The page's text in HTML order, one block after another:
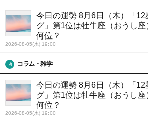
今日の運勢 8月6日（木）「
グ」第1位は牡牛座（おうし
何位？
2026-08-05(水) 19:00
コラム・雑学
今日の運勢 8月6日（木）「
グ」第1位は牡牛座（おうし
何位？
2026-08-05(水) 19:00